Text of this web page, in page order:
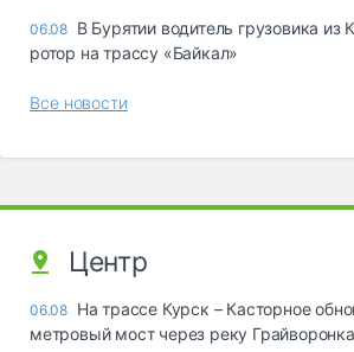
06.08 В Бурятии водитель грузовика из
ротор на трассу «Байкал»
Все новости
Центр
06.08 На трассе Курск – Касторное
метровый мост через реку Грайворонка